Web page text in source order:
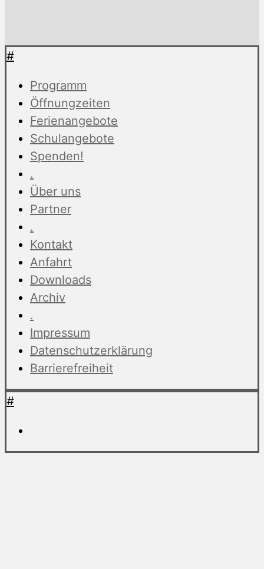
#
Programm
Öffnungzeiten
Ferienangebote
Schulangebote
Spenden!
.
Über uns
Partner
.
Kontakt
Anfahrt
Downloads
Archiv
.
Impressum
Datenschutzerklärung
Barrierefreiheit
#